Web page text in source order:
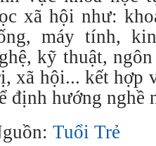
xã hội như:
máy tính,
kỹ thuật,
xã hội... kết hợp
định hướng nghề
Tuổi Trẻ